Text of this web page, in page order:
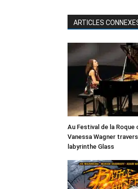
ARTICLES
Au Festival de la Roque
Vanessa Wagner
labyrinthe Glass